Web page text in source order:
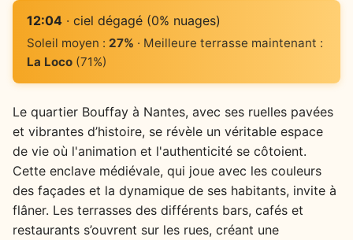
12:04· ciel dégagé (0% nuages)
Soleil moyen : 27% · Meilleure terrasse maintenant :
La Loco(71%)
Le quartier Bouffay à Nantes, avec ses ruelles pavées
et vibrantes d’histoire, se révèle un véritable espace
de vie où l'animation et l'authenticité se côtoient.
Cette enclave médiévale, qui joue avec les couleurs
des façades et la dynamique de ses habitants, invite à
flâner. Les terrasses des différents bars, cafés et
restaurants s’ouvrent sur les rues, créant une